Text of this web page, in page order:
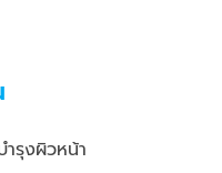
ำรุงผิวหน้า